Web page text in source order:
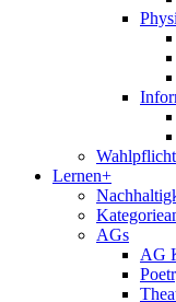
Lernen+
AGs
AG